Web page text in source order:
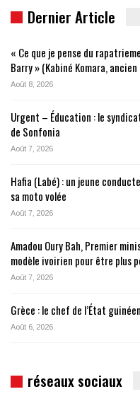
Dernier Article
« Ce que je pense du
Barry » (Kabiné Komara,
Août 8, 2026
Urgent – Éducation : le
de Sonfonia
Août 7, 2026
Hafia (Labé) : un jeune
sa moto volée
Août 7, 2026
Amadou Oury Bah, Premier
modèle ivoirien pour être plus
Août 7, 2026
Grèce : le chef de l’État
Août 6, 2026
réseaux sociaux